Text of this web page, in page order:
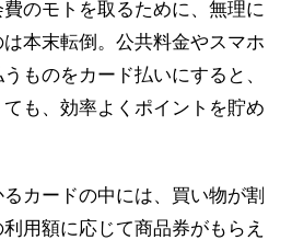
のモトを取るために、無理に
本末転倒。公共料金やスマホ
ものをカード払いにすると、
も、効率よくポイントを貯め
カードの中には、買い物が割
用額に応じて商品券がもらえ